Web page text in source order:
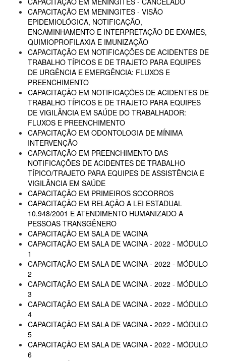
CAPACITAÇÃO EM MENINGITES - VISÃO
EPIDEMIOLÓGICA, NOTIFICAÇÃO,
ENCAMINHAMENTO E INTERPRETAÇÃO DE EXAMES,
QUIMIOPROFILAXIA E IMUNIZAÇÃO
CAPACITAÇÃO EM NOTIFICAÇÕES DE ACIDENTES DE
TRABALHO TÍPICOS E DE TRAJETO PARA EQUIPES
DE URGÊNCIA E EMERGÊNCIA: FLUXOS E
PREENCHIMENTO
CAPACITAÇÃO EM NOTIFICAÇÕES DE ACIDENTES DE
TRABALHO TÍPICOS E DE TRAJETO PARA EQUIPES
DE VIGILÂNCIA EM SAÚDE DO TRABALHADOR:
FLUXOS E PREENCHIMENTO
CAPACITAÇÃO EM ODONTOLOGIA DE MÍNIMA
INTERVENÇÃO
CAPACITAÇÃO EM PREENCHIMENTO DAS
NOTIFICAÇÕES DE ACIDENTES DE TRABALHO
TÍPICO/TRAJETO PARA EQUIPES DE ASSISTÊNCIA E
VIGILÂNCIA EM SAÚDE
CAPACITAÇÃO EM PRIMEIROS SOCORROS
CAPACITAÇÃO EM RELAÇÃO A LEI ESTADUAL
10.948/2001 E ATENDIMENTO HUMANIZADO A
PESSOAS TRANSGÊNERO
CAPACITAÇÃO EM SALA DE VACINA
CAPACITAÇÃO EM SALA DE VACINA - 2022 - MÓDULO
1
CAPACITAÇÃO EM SALA DE VACINA - 2022 - MÓDULO
2
CAPACITAÇÃO EM SALA DE VACINA - 2022 - MÓDULO
3
CAPACITAÇÃO EM SALA DE VACINA - 2022 - MÓDULO
4
CAPACITAÇÃO EM SALA DE VACINA - 2022 - MÓDULO
5
CAPACITAÇÃO EM SALA DE VACINA - 2022 - MÓDULO
6